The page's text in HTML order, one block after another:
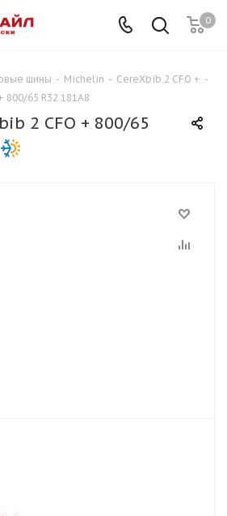
0
шины - Michelin - CereXbib 2 CFO + -
800/65 R32 181A8
2 CFO + 800/65